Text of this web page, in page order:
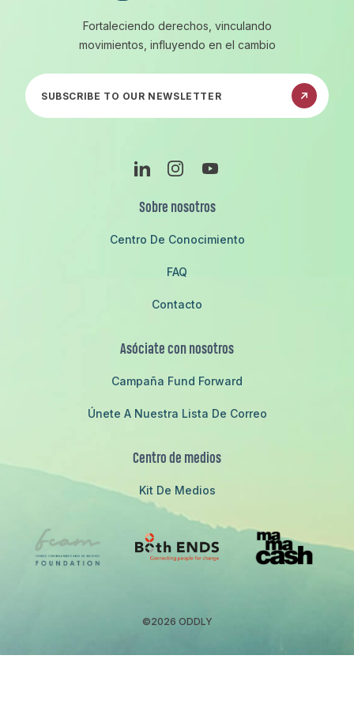
Fortaleciendo derechos, vinculando
movimientos, influyendo en el cambio
Suscríbete a nuestro boletín informativo
LinkedInInstagramYouTube
Sobre nosotros
Centro De Conocimiento
FAQ
Contacto
Asóciate con nosotros
Campaña Fund Forward
Únete A Nuestra Lista De Correo
Centro de medios
Kit De Medios
©2026 ODDLY